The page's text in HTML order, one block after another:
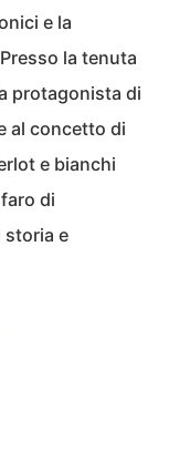
e la
la tenuta
protagonista di
al concetto di
e bianchi
di
storia e